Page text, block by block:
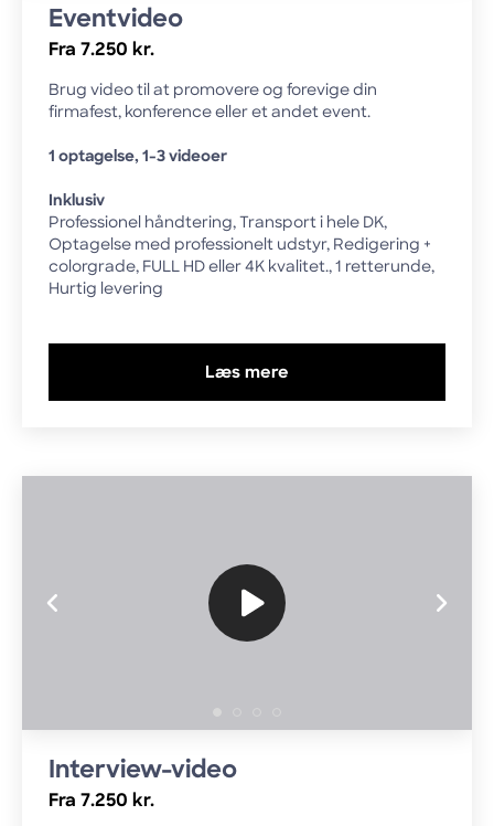
Eventvideo
Fra 7.250 kr.
Brug video til at promovere og forevige din
firmafest, konference eller et andet event.
1 optagelse, 1-3 videoer
Inklusiv
Professionel håndtering, Transport i hele DK,
Optagelse med professionelt udstyr, Redigering +
colorgrade, FULL HD eller 4K kvalitet., 1 retterunde,
Hurtig levering
Læs mere
Interview-video
Fra 7.250 kr.